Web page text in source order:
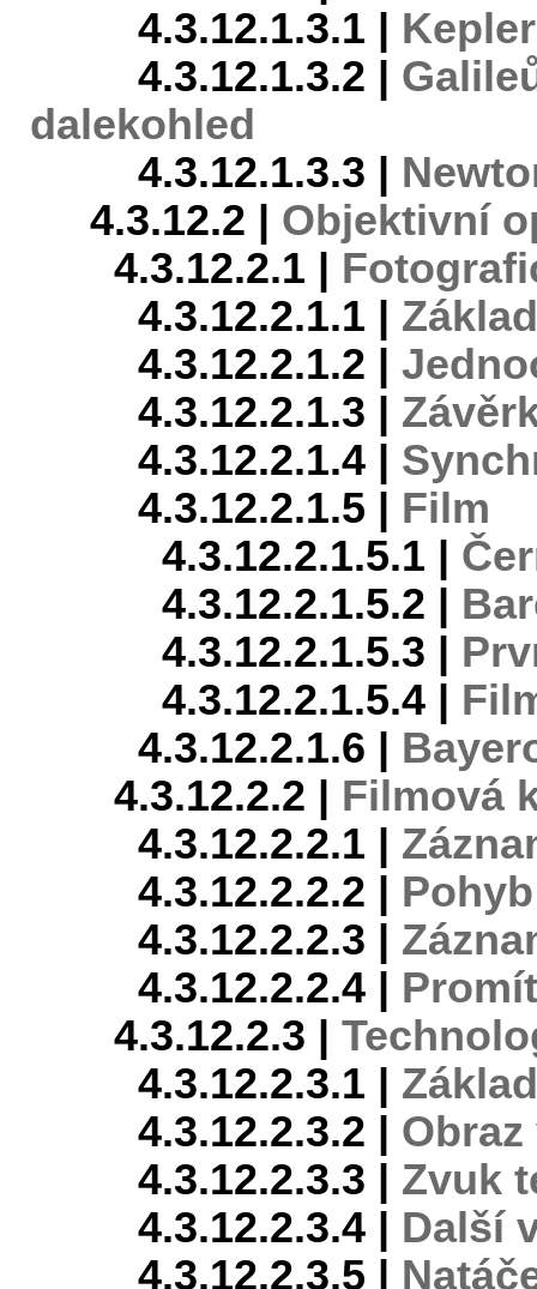
4.3.12.1.3.1 |
4.3.12.1.3.2 |
dalekohled
4.3.12.1.3.3 |
4.3.12.2 | Objektivní
4.3.12.2.1 |
4.3.12.2.1.1 |
4.3.12.2.1.2 |
4.3.12.2.1.3 |
4.3.12.2.1.4 |
4.3.12.2.1.5 | Film
4.3.12.2.1.5.1 |
4.3.12.2.1.5.2 |
4.3.12.2.1.5.3 |
4.3.12.2.1.5.4 |
4.3.12.2.1.6 |
4.3.12.2.2 | Filmová
4.3.12.2.2.1 |
4.3.12.2.2.2 |
4.3.12.2.2.3 |
4.3.12.2.2.4 |
4.3.12.2.3 |
4.3.12.2.3.1 |
4.3.12.2.3.2 |
4.3.12.2.3.3 | Zvuk
4.3.12.2.3.4 | Další
4.3.12.2.3.5 |